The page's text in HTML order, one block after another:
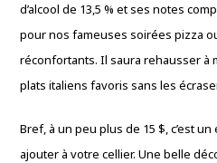
d’alcool de 13,5 % et ses notes
pour nos fameuses soirées pizza
réconfortants. Il saura rehausser à
plats italiens favoris sans les
Bref, à un peu plus de 15 $, c’est
ajouter à votre cellier. Une belle